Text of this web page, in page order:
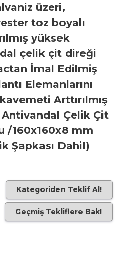
üzeri,
toz boyalı
yüksek
çelik çit direği
İmal Edilmiş
Elemanlarını
Arttırılmış
Çelik Çit
/160x160x8 mm
Şapkası Dahil)
Kategoriden Teklif Al!
Geçmiş Tekliflere Bak!